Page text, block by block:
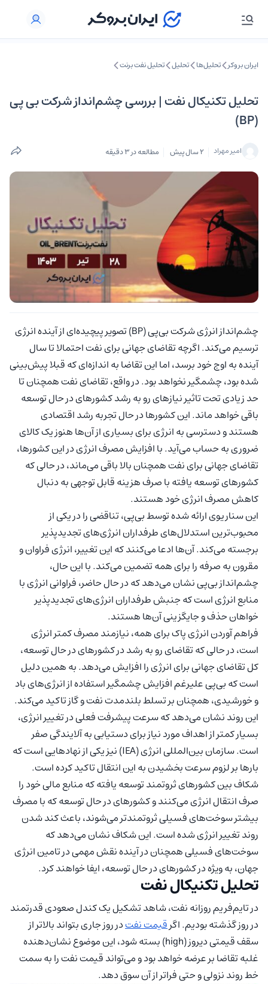
ایران بروکر تحلیل‌ها تحلیل‌ تحلیل نفت برنت
تحلیل تکنیکال نفت | بررسی چشم‌انداز شرکت بی‌ پی
(BP)
امیر مهراد 2 سال پیش مطالعه در 3 دقیقه
چشم‌انداز انرژی شرکت بی‌پی (BP) تصویر پیچیده‌ای از آینده انرژی
ترسیم می‌کند. اگرچه تقاضای جهانی برای نفت احتمالا تا سال
آینده به اوج خود برسد، اما این تقاضا به اندازه‌ای که قبلا پیش‌بینی
شده بود، چشمگیر نخواهد بود. در واقع، تقاضای نفت همچنان تا
حد زیادی تحت تاثیر نیازهای رو به رشد کشورهای در حال توسعه
باقی خواهد ماند. این کشورها در حال تجربه رشد اقتصادی
هستند و دسترسی به انرژی برای بسیاری از آن‌ها هنوز یک کالای
ضروری به حساب می‌آید. با افزایش مصرف انرژی در این کشورها،
تقاضای جهانی برای نفت همچنان بالا باقی می‌ماند، در حالی که
کشورهای توسعه یافته با صرف هزینه قابل توجهی به دنبال
کاهش مصرف انرژی خود هستند.
این سناریوی ارائه شده توسط بی‌پی، تناقضی را در یکی از
محبوب‌ترین استدلال‌های طرفداران انرژی‌های تجدیدپذیر
برجسته می‌کند. آن‌ها ادعا می‌کنند که این تغییر، انرژی فراوان و
مقرون به صرفه را برای همه تضمین می‌کند. با این حال،
چشم‌انداز بی‌پی نشان می‌دهد که در حال حاضر، فراوانی انرژی با
منابع انرژی‌ است که جنبش طرفداران انرژی‌های تجدیدپذیر
خواهان حذف و جایگزینی آن‌ها هستند.
فراهم آوردن انرژی پاک برای همه، نیازمند مصرف کمتر انرژی
است، در حالی که تقاضای رو به رشد در کشورهای در حال توسعه،
کل تقاضای جهانی برای انرژی را افزایش می‌دهد. به همین دلیل
است که بی‌پی علیرغم افزایش چشمگیر استفاده از انرژی‌های باد
و خورشیدی، همچنان بر تسلط بلندمدت نفت و گاز تاکید می‌کند.
این روند نشان می‌دهد که سرعت پیشرفت فعلی در تغییر انرژی،
بسیار کمتر از اهداف مورد نیاز برای دستیابی به آلایندگی صفر
است. سازمان بین‌المللی انرژی (IEA) نیز یکی از نهادهایی است که
بارها بر لزوم سرعت بخشیدن به این انتقال تاکید کرده است.
شکاف بین کشورهای ثروتمند توسعه یافته که منابع مالی خود را
صرف انتقال انرژی می‌کنند و کشورهای در حال توسعه که با مصرف
بیشتر سوخت‌های فسیلی ثروتمندتر می‌شوند، باعث کند شدن
روند تغییر انرژی شده است. این شکاف نشان می‌دهد که
سوخت‌های فسیلی همچنان در آینده نقش مهمی در تامین انرژی
جهان، به ویژه در کشورهای در حال توسعه، ایفا خواهند کرد.
تحلیل تکنیکال نفت
در تایم‌فریم روزانه نفت، شاهد تشکیل یک کندل صعودی قدرتمند
در روز گذشته بودیم. اگرقیمت نفتدر روز جاری بتواند بالاتر از
سقف قیمتی دیروز (high) بسته شود، این موضوع نشان‌دهنده
غلبه تقاضا بر عرضه خواهد بود و می‌تواند قیمت نفت را به سمت
خط روند نزولی و حتی فراتر از آن سوق دهد.